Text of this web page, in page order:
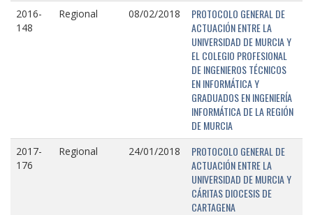
2016-
148
Regional 08/02/2018
PROTOCOLO GENERAL DE
ACTUACIÓN ENTRE LA
UNIVERSIDAD DE MURCIA Y
EL COLEGIO PROFESIONAL
DE INGENIEROS TÉCNICOS
EN INFORMÁTICA Y
GRADUADOS EN INGENIERÍA
INFORMÁTICA DE LA REGIÓN
DE MURCIA
2017-
176
Regional 24/01/2018
PROTOCOLO GENERAL DE
ACTUACIÓN ENTRE LA
UNIVERSIDAD DE MURCIA Y
CÁRITAS DIOCESIS DE
CARTAGENA